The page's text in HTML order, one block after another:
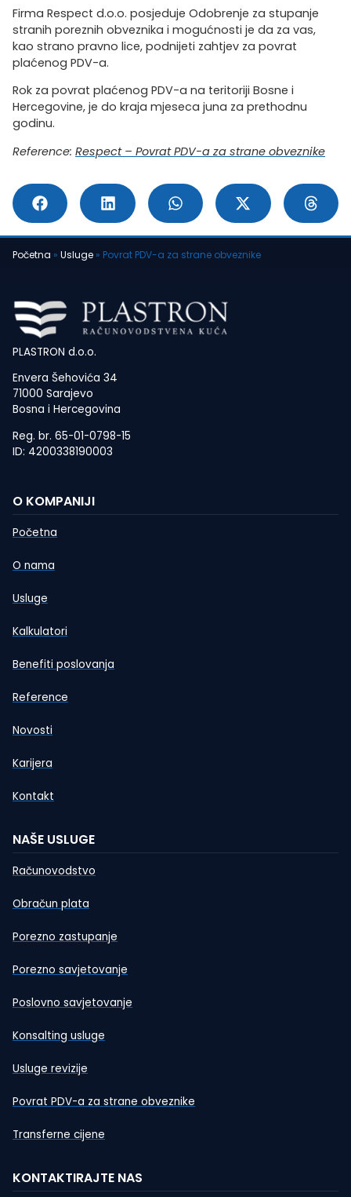
Firma Respect d.o.o. posjeduje Odobrenje za stupanje
stranih poreznih obveznika i mogućnosti je da za vas,
kao strano pravno lice, podnijeti zahtjev za povrat
plaćenog PDV-a.
Rok za povrat plaćenog PDV-a na teritoriji Bosne i
Hercegovine, je do kraja mjeseca juna za prethodnu
godinu.
Reference: Respect – Povrat PDV-a za strane obveznike
Početna » Usluge » Povrat PDV-a za strane obveznike
PLASTRON d.o.o.
Envera Šehovića 34
71000 Sarajevo
Bosna i Hercegovina
Reg. br. 65-01-0798-15
ID: 4200338190003
O KOMPANIJI
Početna
O nama
Usluge
Kalkulatori
Benefiti poslovanja
Reference
Novosti
Karijera
Kontakt
NAŠE USLUGE
Računovodstvo
Obračun plata
Porezno zastupanje
Porezno savjetovanje
Poslovno savjetovanje
Konsalting usluge
Usluge revizije
Povrat PDV-a za strane obveznike
Transferne cijene
KONTAKTIRAJTE NAS